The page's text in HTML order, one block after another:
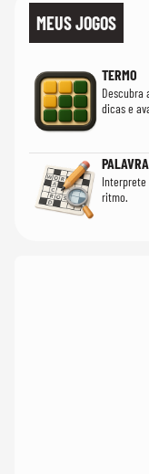
MEUS JOGOS
TERMO
Descubra
dicas e
ritmo.